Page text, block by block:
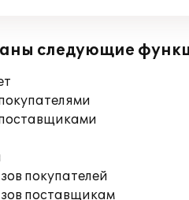
следующие
покупателей
поставщикам